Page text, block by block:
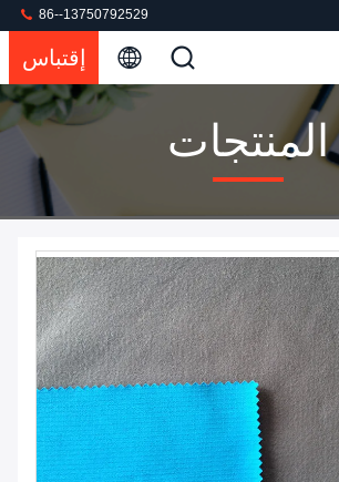
86--13750792529
إقتباس
المنتجات